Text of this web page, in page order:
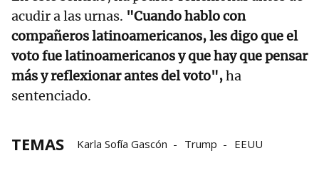
acudir a las urnas. "Cuando hablo con
compañeros latinoamericanos, les digo que el
voto fue latinoamericanos y que hay que pensar
más y reflexionar antes del voto",ha
sentenciado.
TEMAS Karla Sofía Gascón Trump EEUU